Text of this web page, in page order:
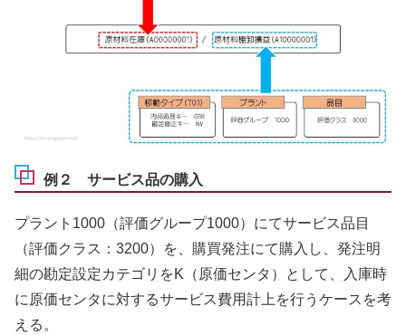
例２ サービス品の購入
プラント1000（評価グループ1000）にてサービス品目
（評価クラス：3200）を、購買発注にて購入し、発注明
細の勘定設定カテゴリをK（原価センタ）として、入庫時
に原価センタに対するサービス費用計上を行うケースを考
える。